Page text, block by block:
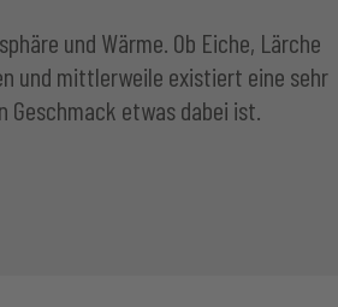
und Wärme. Ob Eiche, Lärche
und mittlerweile existiert eine sehr
Geschmack etwas dabei ist.